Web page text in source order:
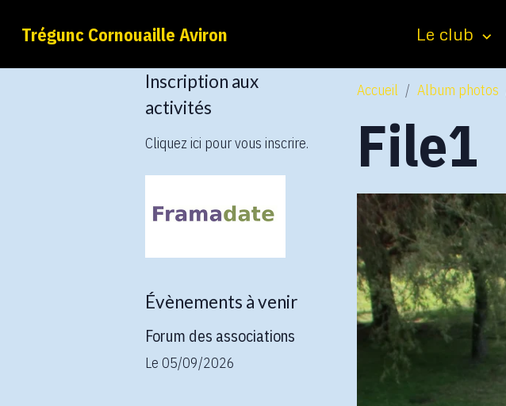
Trégunc Cornouaille Aviron Le club
Accueil Album photos
File1
Inscription aux
activités
Cliquez ici pour vous inscrire.
Évènements à venir
Forum des associations
Le 05/09/2026